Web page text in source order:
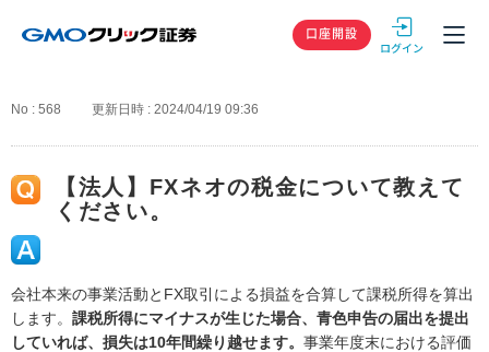
GMOクリック
口座開設
No : 568 更新日時 : 2024/04/19 09:36
【法人】FXネオの税金について教えて
ください。
会社本来の事業活動とFX取引による損益を合算して課税所得を算出
します。 課税所得にマイナスが生じた場合、青色申告の届出を提出
していれば、損失は10年間繰り越せます。 事業年度末における評価